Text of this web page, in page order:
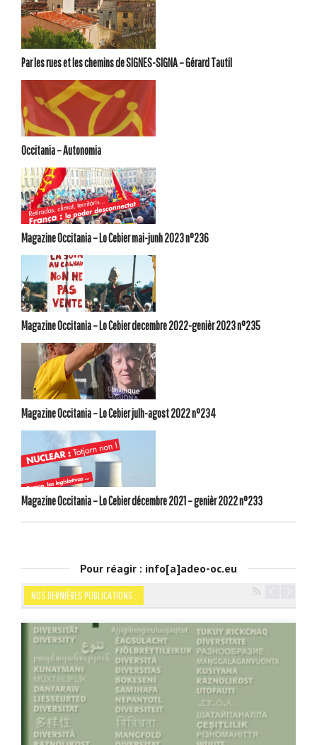
Par les rues et les chemins de SIGNES-SIGNA – Gérard Tautil
Occitania – Autonomia
Magazine Occitania – Lo Cebier mai-junh 2023 n°236
Magazine Occitania – Lo Cebier decembre 2022-genièr 2023 n°235
Magazine Occitania – Lo Cebier julh-agost 2022 n°234
Magazine Occitania – Lo Cebier décembre 2021 – genièr 2022 n°233
Pour réagir : info[a]adeo-oc.eu
NOS DERNIÈRES PUBLICATIONS :
Navigation